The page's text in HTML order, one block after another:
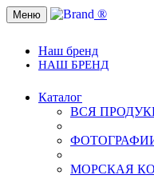
Меню ®
Наш бренд
НАШ БРЕНД
Каталог
ВСЯ
МОРСКАЯ